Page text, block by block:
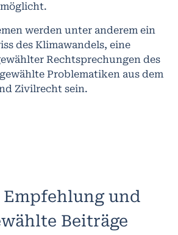
werden unter anderem ein
des Klimawandels, eine
Rechtsprechungen des
Problematiken aus dem
Zivilrecht sein.
Empfehlung und
Beiträge